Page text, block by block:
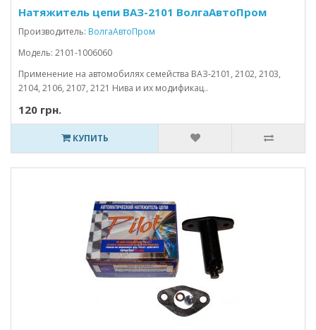
Натяжитель цепи ВАЗ-2101 ВолгаАвтоПром
Производитель: ВолгаАвтоПром
Модель: 2101-1006060
Применение на автомобилях семейства ВАЗ-2101, 2102, 2103,
2104, 2106, 2107, 2121 Нива и их модификац..
120 грн.
КУПИТЬ